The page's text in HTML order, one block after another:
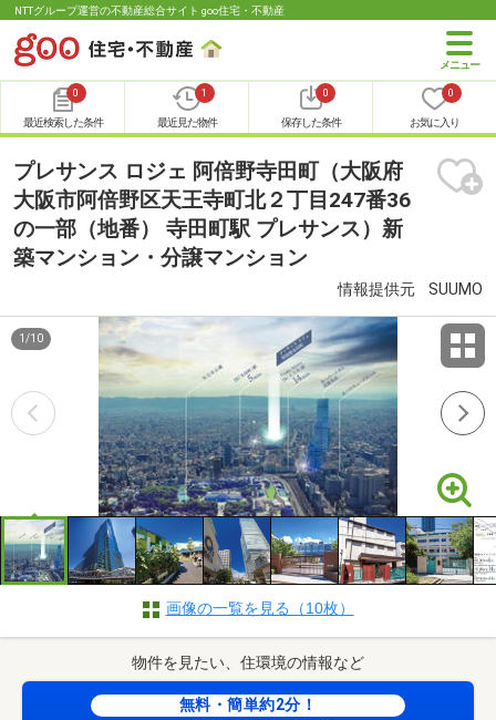
NTTグループ運営の不動産総合サイト goo住宅・不動産
0
最近検索した条件
1
最近見た物件
0
保存した条件
0
お気に入り
プレサンス ロジェ 阿倍野寺田町（大阪府
大阪市阿倍野区天王寺町北２丁目247番36
の一部（地番） 寺田町駅 プレサンス）新
築マンション・分譲マンション
情報提供元 SUUMO
1 /10
画像の一覧を見る（10枚）
物件を見たい、住環境の情報など
無料・簡単約2分！